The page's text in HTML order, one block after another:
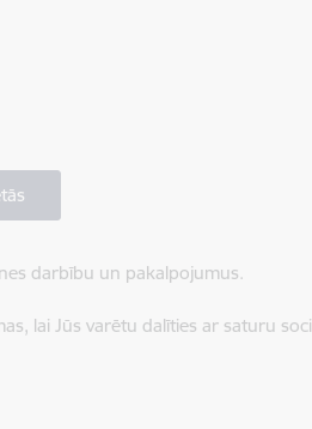
darbību un pakalpojumus.
lai Jūs varētu dalīties ar saturu